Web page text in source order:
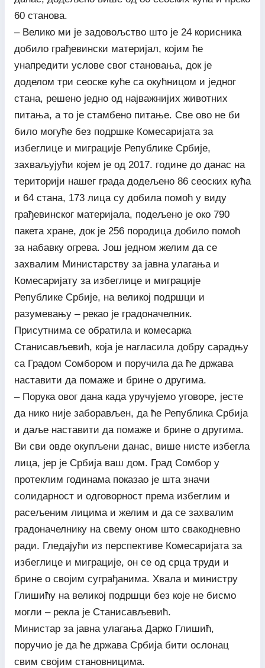
60 станова.
– Велико ми је задовољство што је 24 корисника
добило грађевински материјал, којим ће
унапредити услове свог становања, док је
доделом три сеоске куће са окућницом и једног
стана, решено једно од најважнијих животних
питања, а то је стамбено питање. Све ово не би
било могуће без подршке Комесаријата за
избеглице и миграције Републике Србије,
захваљујући којем је од 2017. године до данас на
територији нашег града додељено 86 сеоских кућа
и 64 стана, 173 лица су добила помоћ у виду
грађевинског материјала, подељено је око 790
пакета хране, док је 256 породица добило помоћ
за набавку огрева. Још једном желим да се
захвалим Министарству за јавна улагања и
Комесаријату за избеглице и миграције
Републике Србије, на великој подршци и
разумевању – рекао је градоначелник.
Присутнима се обратила и комесарка
Станисављевић, која је нагласила добру сарадњу
са Градом Сомбором и поручила да ће држава
наставити да помаже и брине о другима.
– Порука овог дана када уручујемо уговоре, јесте
да нико није заборављен, да ће Република Србија
и даље наставити да помаже и брине о другима.
Ви сви овде окупљени данас, више нисте избегла
лица, јер је Србија ваш дом. Град Сомбор у
протеклим годинама показао је шта значи
солидарност и одговорност према избеглим и
расељеним лицима и желим и да се захвалим
градоначелнику на свему оном што свакодневно
ради. Гледајући из перспективе Комесаријата за
избеглице и миграције, он се од срца труди и
брине о својим суграђанима. Хвала и министру
Глишићу на великој подршци без које не бисмо
могли – рекла је Станисављевић.
Министар за јавна улагања Дарко Глишић,
поручио је да ће држава Србија бити ослонац
свим својим становницима.